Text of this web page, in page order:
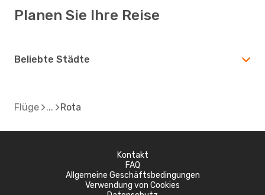
Planen Sie Ihre Reise
Beliebte Städte
Flüge Rota
Kontakt
FAQ
Allgemeine Geschäftsbedingungen
Verwendung von Cookies